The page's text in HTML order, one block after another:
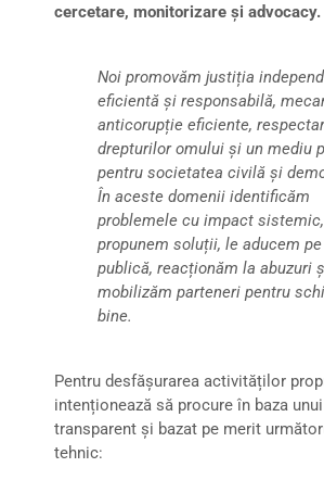
cercetare, monitorizare și advocacy.
Noi promovăm justiția
eficientă și responsabilă,
anticorupție eficiente,
drepturilor omului și un mediu
pentru societatea civilă și
În aceste domenii identificăm
problemele cu impact sistemic,
propunem soluții, le aducem pe
publică, reacționăm la abuzuri
mobilizăm parteneri pentru
bine.
Pentru desfășurarea activităților
intenționează să procure în baza
transparent și bazat pe merit
tehnic: